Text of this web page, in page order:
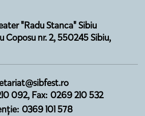
"Radu Stanca" Sibiu
Coposu nr. 2, 550245 Sibiu,
092, Fax: 0269 210 532
0369 101 578